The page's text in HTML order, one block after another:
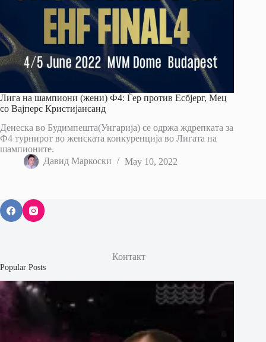
Лига на шампиони (жени) Ф4: Ѓер против Есбјерг, Мец
со Вајперс Кристијансанд
Денеска во Будимпешта(Унгарија) се одржа ждрепката за
Ф4 турнирот во женската конкуренција во Лигата на
шампионите.
Давид Маркоски
May 10, 2022
Контакт
Popular Posts